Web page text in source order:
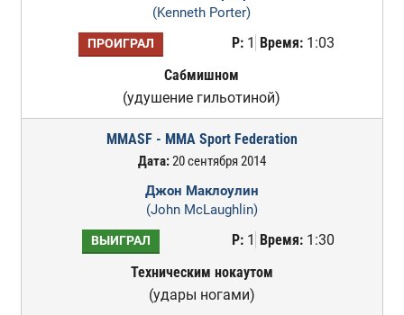
(Kenneth Porter)
ПРОИГРАЛ Р:1 Время:1:03
Сабмишном
(удушение гильотиной)
MMASF - MMA Sport Federation
Дата:20 сентября 2014
Джон Маклоулин
(John McLaughlin)
ВЫИГРАЛ Р:1 Время:1:30
Техническим нокаутом
(удары ногами)